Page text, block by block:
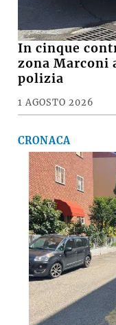
In cinque
zona Marconi
polizia
1 AGOSTO 2026
CRONACA